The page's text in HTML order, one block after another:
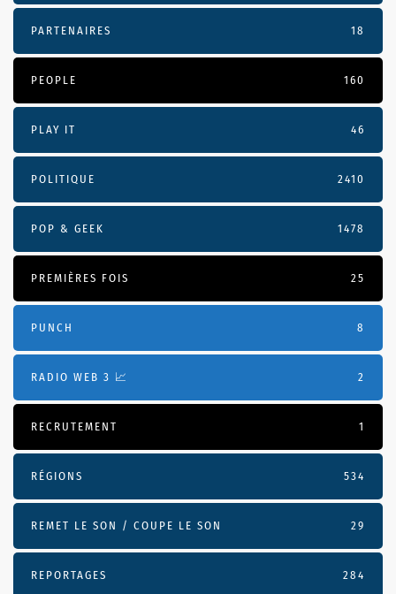
PARTENAIRES 18
PEOPLE 160
PLAY IT 46
POLITIQUE 2410
POP & GEEK 1478
PREMIÈRES FOIS 25
PUNCH 8
RADIO WEB 3 📈 2
RECRUTEMENT 1
RÉGIONS 534
REMET LE SON / COUPE LE SON 29
REPORTAGES 284